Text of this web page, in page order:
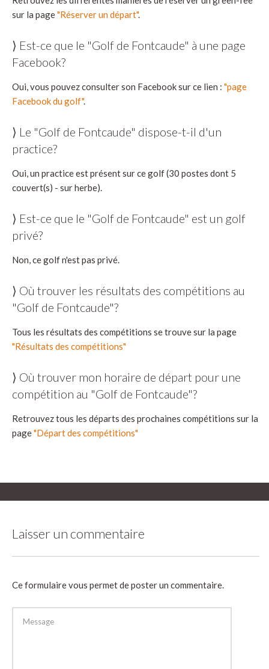
sur la page"Réserver un départ".
⟩ Est-ce que le "Golf de Fontcaude" à une page
Facebook?
Oui, vous pouvez consulter son Facebook sur ce lien : "page
Facebook du golf".
⟩ Le "Golf de Fontcaude" dispose-t-il d'un
practice?
Oui, un practice est présent sur ce golf (30 postes dont 5
couvert(s) - sur herbe).
⟩ Est-ce que le "Golf de Fontcaude" est un golf
privé?
Non, ce golf n'est pas privé.
⟩ Où trouver les résultats des compétitions au
"Golf de Fontcaude"?
Tous les résultats des compétitions se trouve sur la page
"Résultats des compétitions"
⟩ Où trouver mon horaire de départ pour une
compétition au "Golf de Fontcaude"?
Retrouvez tous les départs des prochaines compétitions sur la
page"Départ des compétitions"
Laisser un commentaire
Ce formulaire vous permet de poster un commentaire.